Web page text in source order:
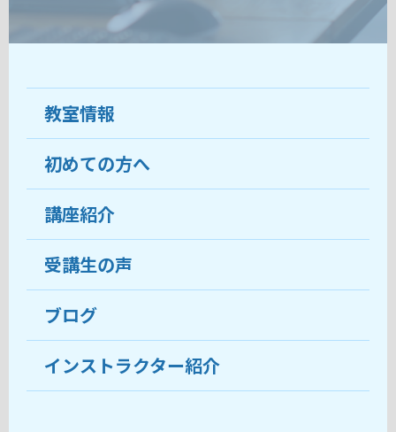
教室情報
教室について
受講生の声
おすすめ・人気の講座
目的から講座を探す
教室ブログ
初めての方へ
ココがおすすめ
料金
受講までの流れ
よくあるご質問
講座紹介
受講生の声
ブログ
インストラクター紹介